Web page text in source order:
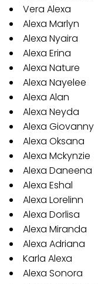
Vera Alexa
Alexa Marlyn
Alexa Nyaira
Alexa Erina
Alexa Nature
Alexa Nayelee
Alexa Alan
Alexa Neyda
Alexa Giovanny
Alexa Oksana
Alexa Mckynzie
Alexa Daneena
Alexa Eshal
Alexa Lorelinn
Alexa Dorlisa
Alexa Miranda
Alexa Adriana
Karla Alexa
Alexa Sonora